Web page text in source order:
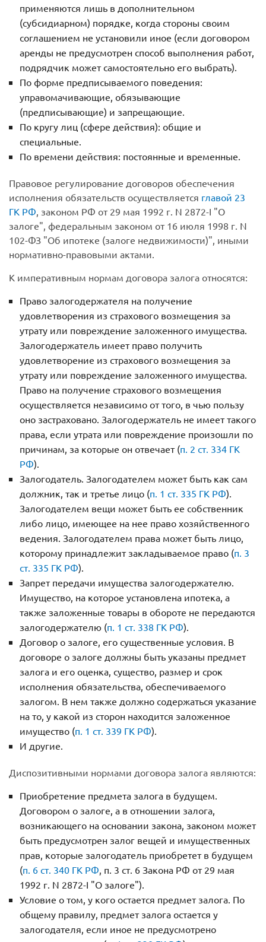
применяются лишь в дополнительном
(субсидиарном) порядке, когда стороны своим
соглашением не установили иное (если договором
аренды не предусмотрен способ выполнения работ,
подрядчик может самостоятельно его выбрать).
По форме предписываемого поведения:
управомачивающие, обязывающие
(предписывающие) и запрещающие.
По кругу лиц (сфере действия): общие и
специальные.
По времени действия: постоянные и временные.
Правовое регулирование договоров обеспечения
исполнения обязательств осуществляется главой 23
ГК РФ, законом РФ от 29 мая 1992 г. N 2872-I "О
залоге", федеральным законом от 16 июля 1998 г. N
102-ФЗ "Об ипотеке (залоге недвижимости)", иными
нормативно-правовыми актами.
К императивным нормам договора залога относятся:
Право залогодержателя на получение
удовлетворения из страхового возмещения за
утрату или повреждение заложенного имущества.
Залогодержатель имеет право получить
удовлетворение из страхового возмещения за
утрату или повреждение заложенного имущества.
Право на получение страхового возмещения
осуществляется независимо от того, в чью пользу
оно застраховано. Залогодержатель не имеет такого
права, если утрата или повреждение произошли по
причинам, за которые он отвечает (п. 2 ст. 334 ГК
РФ).
Залогодатель. Залогодателем может быть как сам
должник, так и третье лицо (п. 1 ст. 335 ГК РФ).
Залогодателем вещи может быть ее собственник
либо лицо, имеющее на нее право хозяйственного
ведения. Залогодателем права может быть лицо,
которому принадлежит закладываемое право (п. 3
ст. 335 ГК РФ).
Запрет передачи имущества залогодержателю.
Имущество, на которое установлена ипотека, а
также заложенные товары в обороте не передаются
залогодержателю (п. 1 ст. 338 ГК РФ).
Договор о залоге, его существенные условия. В
договоре о залоге должны быть указаны предмет
залога и его оценка, существо, размер и срок
исполнения обязательства, обеспечиваемого
залогом. В нем также должно содержаться указание
на то, у какой из сторон находится заложенное
имущество (п. 1 ст. 339 ГК РФ).
И другие.
Диспозитивными нормами договора залога являются:
Приобретение предмета залога в будущем.
Договором о залоге, а в отношении залога,
возникающего на основании закона, законом может
быть предусмотрен залог вещей и имущественных
прав, которые залогодатель приобретет в будущем
(п. 6 ст. 340 ГК РФ, п. 3 ст. 6 Закона РФ от 29 мая
1992 г. N 2872-I "О залоге").
Условие о том, у кого остается предмет залога. По
общему правилу, предмет залога остается у
залогодателя, если иное не предусмотрено